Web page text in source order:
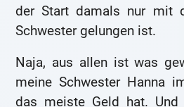
der Start damals nur mit
Schwester gelungen ist.
Naja, aus allen ist was
meine Schwester Hanna
das meiste Geld hat. Und